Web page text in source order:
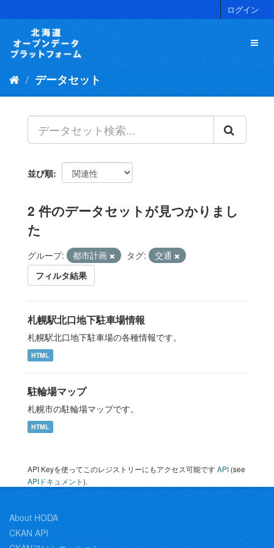
キ
ログイン
データセット
並び順
2 件のデータセットが見つかりまし
た
グループ: 都市計画 タグ:
交通
フィルタ結果
札幌駅北口地下駐車場情報
札幌駅北口地下駐車場の各種情報です。
HTML
駐輪場マップ
札幌市の駐輪場マップです。
HTML
API Keyを使ってこのレジストリーにもアクセス可能ですAPI (see
APIドキュメント).
About HODA
CKAN API